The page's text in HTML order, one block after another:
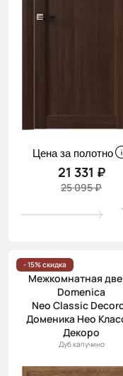
Цена за полотно
21 331 ₽
25 095 ₽
- 15% скидка
Межкомнатная
Domenica
Neo Classic
Доменика Нео
Декоро
Дуб капучино